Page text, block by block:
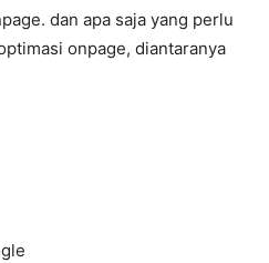
dan apa saja yang perlu
onpage, diantaranya